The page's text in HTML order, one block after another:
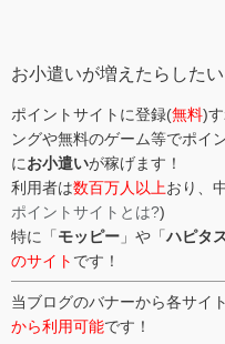
お小遣いが増えたらした
ポイントサイトに登録(無料)す
ングや無料のゲーム等でポイ
にお小遣いが稼げます！
利用者は数百万人以上おり、
ポイントサイトとは?)
特に「モッピー 」や「ハピタ
のサイト です！
当ブログのバナーから各サイ
から利用可能です！